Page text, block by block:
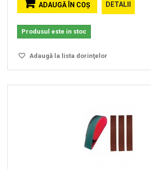
ADAUGĂ ÎN COŞ DETALII
Produsul este in stoc
Adaugă la lista dorinţelor